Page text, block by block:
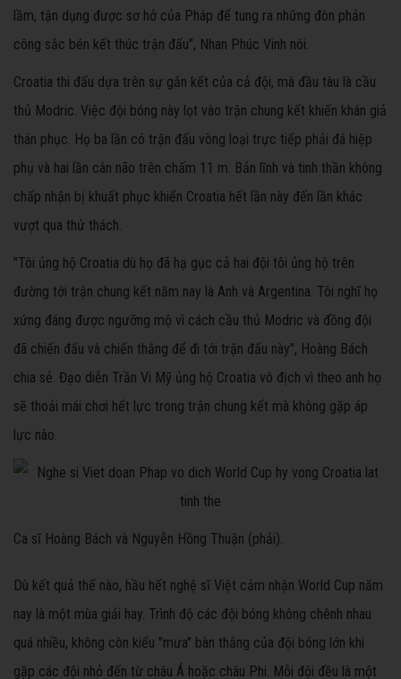
lầm, tận dụng được sơ hở của Pháp để tung ra những đòn phản
công sắc bén kết thúc trận đấu", Nhan Phúc Vinh nói.
Croatia thi đấu dựa trên sự gắn kết của cả đội, mà đầu tàu là cầu
thủ Modric. Việc đội bóng này lọt vào trận chung kết khiến khán giả
thán phục. Họ ba lần có trận đấu vòng loại trực tiếp phải đá hiệp
phụ và hai lần cân não trên chấm 11 m. Bản lĩnh và tinh thần không
chấp nhận bị khuất phục khiến Croatia hết lần này đến lần khác
vượt qua thử thách.
"Tôi ủng hộ Croatia dù họ đã hạ gục cả hai đội tôi ủng hộ trên
đường tới trận chung kết năm nay là Anh và Argentina. Tôi nghĩ họ
xứng đáng được ngưỡng mộ vì cách cầu thủ Modric và đồng đội
đã chiến đấu và chiến thắng để đi tới trận đấu này", Hoàng Bách
chia sẻ. Đạo diễn Trần Vi Mỹ ủng hộ Croatia vô địch vì theo anh họ
sẽ thoải mái chơi hết lực trong trận chung kết mà không gặp áp
lực nào.
Ca sĩ Hoàng Bách và Nguyễn Hồng Thuận (phải).
Dù kết quả thế nào, hầu hết nghệ sĩ Việt cảm nhận World Cup năm
nay là một mùa giải hay. Trình độ các đội bóng không chênh nhau
quá nhiều, không còn kiểu "mưa" bàn thắng của đội bóng lớn khi
gặp các đội nhỏ đến từ châu Á hoặc châu Phi. Mỗi đội đều là một